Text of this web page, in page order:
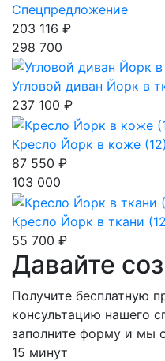
Спецпредложение
203 116 ₽
298 700
Угловой диван Йорк в
237 100 ₽
Кресло Йорк в коже (12)
87 550 ₽
103 000
Кресло Йорк в ткани
55 700 ₽
Давайте
Получите бесплатную
консультацию нашего
заполните форму и мы
15 минут